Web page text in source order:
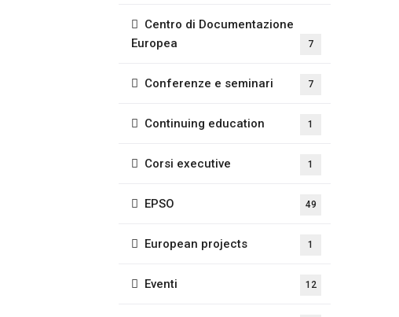
Centro di Documentazione
Europea
7
Conferenze e seminari 7
Continuing education 1
Corsi executive 1
EPSO 49
European projects 1
Eventi 12